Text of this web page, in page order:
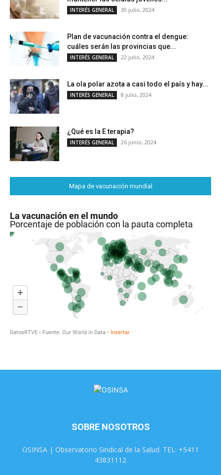
INTERÉS GENERAL 30 julio, 2024
Plan de vacunación contra el dengue:
cuáles serán las provincias que...
INTERÉS GENERAL 22 julio, 2024
La ola polar azota a casi todo el país y hay...
INTERÉS GENERAL 8 julio, 2024
¿Qué es la E terapia?
INTERÉS GENERAL 26 junio, 2024
Mapa de vacunación mundial
SOBRE NOSOTROS
OSINSA | Observatorio Sindical de la Salud. TEL: +5411
43831112